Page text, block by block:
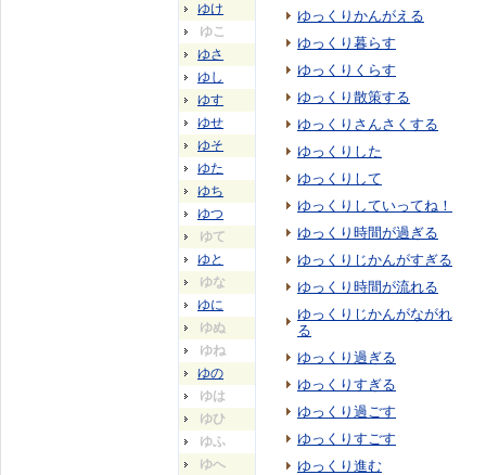
ゆけ
ゆこ
ゆさ
ゆし
ゆす
ゆせ
ゆそ
ゆた
ゆち
ゆつ
ゆて
ゆと
ゆな
ゆに
ゆぬ
ゆね
ゆの
ゆは
ゆひ
ゆふ
ゆへ
ゆっくりかんがえる
ゆっくり暮らす
ゆっくりくらす
ゆっくり散策する
ゆっくりさんさくする
ゆっくりした
ゆっくりして
ゆっくりしていってね！
ゆっくり時間が過ぎる
ゆっくりじかんがすぎる
ゆっくり時間が流れる
ゆっくりじかんがながれ
る
ゆっくり過ぎる
ゆっくりすぎる
ゆっくり過ごす
ゆっくりすごす
ゆっくり進む